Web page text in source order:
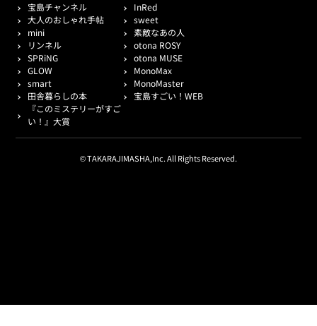
宝島チャンネル
InRed
大人のおしゃれ手帖
sweet
mini
素敵なあの人
リンネル
otona ROSY
SPRiNG
otona MUSE
GLOW
MonoMax
smart
MonoMaster
田舎暮らしの本
宝島すごい！WEB
『このミステリーがすご
い！』大賞
© TAKARAJIMASHA,Inc. All Rights Reserved.